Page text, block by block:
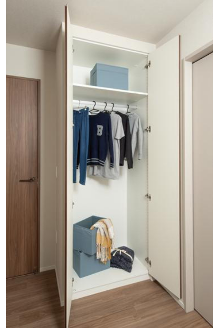
トラットリア タケモト(徒歩13分・約1030m)
山中豆腐店(徒歩5分・約340m)